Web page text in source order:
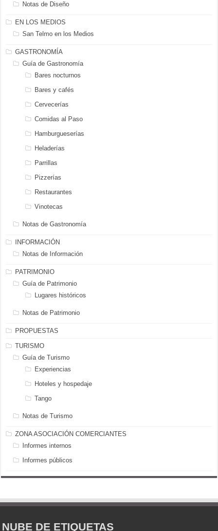
Notas de Diseño
EN LOS MEDIOS
San Telmo en los Medios
GASTRONOMÍA
Guía de Gastronomía
Bares nocturnos
Bares y cafés
Cervecerías
Comidas al Paso
Hamburgueserías
Heladerías
Parrillas
Pizzerías
Restaurantes
Vinotecas
Notas de Gastronomía
INFORMACIÓN
Notas de Información
PATRIMONIO
Guía de Patrimonio
Lugares históricos
Notas de Patrimonio
PROPUESTAS
TURISMO
Guía de Turismo
Experiencias
Hoteles y hospedaje
Tango
Notas de Turismo
ZONA ASOCIACIÓN COMERCIANTES
Informes internos
Informes públicos
NUBE DE ETIQUETAS